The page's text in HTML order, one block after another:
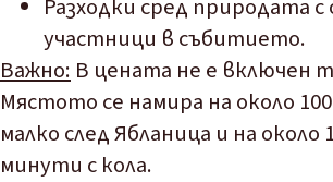
Разходки сред природата
участници в събитието.
Важно: В цената не е включен
Мястото се намира на около
малко след Ябланица и на около
минути с кола.